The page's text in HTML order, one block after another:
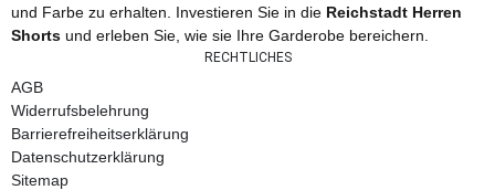
und Farbe zu erhalten. Investieren Sie in die Reichstadt Herren
Shorts und erleben Sie, wie sie Ihre Garderobe bereichern.
RECHTLICHES
AGB
Widerrufsbelehrung
Barrierefreiheitserklärung
Datenschutzerklärung
Sitemap